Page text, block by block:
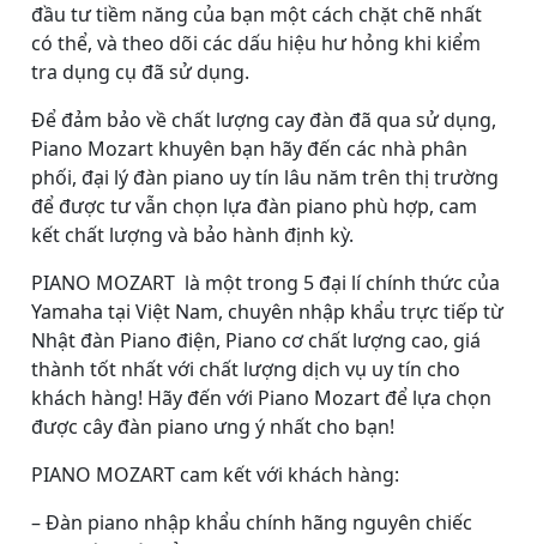
đầu tư tiềm năng của bạn một cách chặt chẽ nhất
có thể, và theo dõi các dấu hiệu hư hỏng khi kiểm
tra dụng cụ đã sử dụng.
Để đảm bảo về chất lượng cay đàn đã qua sử dụng,
Piano Mozart khuyên bạn hãy đến các nhà phân
phối, đại lý đàn piano uy tín lâu năm trên thị trường
để được tư vẫn chọn lựa đàn piano phù hợp, cam
kết chất lượng và bảo hành định kỳ.
PIANO MOZART là một trong 5 đại lí chính thức của
Yamaha tại Việt Nam, chuyên nhập khẩu trực tiếp từ
Nhật đàn Piano điện, Piano cơ chất lượng cao, giá
thành tốt nhất với chất lượng dịch vụ uy tín cho
khách hàng! Hãy đến với Piano Mozart để lựa chọn
được cây đàn piano ưng ý nhất cho bạn!
PIANO MOZART cam kết với khách hàng:
– Đàn piano nhập khẩu chính hãng nguyên chiếc